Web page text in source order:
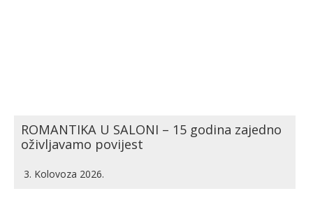
ROMANTIKA U SALONI – 15 godina zajedno
oživljavamo povijest
3. Kolovoza 2026.